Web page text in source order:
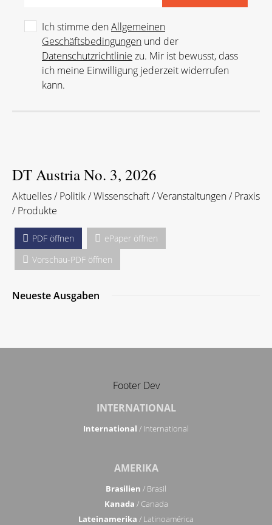
Ich stimme denAllgemeinen
Geschäftsbedingungen und der
Datenschutzrichtlinie zu. Mir ist bewusst, dass
ich meine Einwilligung jederzeit widerrufen
kann.
DT Austria No. 3, 2026
Aktuelles / Politik / Wissenschaft / Veranstaltungen / Praxis
/ Produkte
PDF öffnen
ePaper öffnen
Vorschau-PDF öffnen
Neueste Ausgaben
Footer Dev
INTERNATIONAL
International / International
AMERIKA
Brasilien / Brasil
Kanada / Canada
Lateinamerika / Latinoamérica